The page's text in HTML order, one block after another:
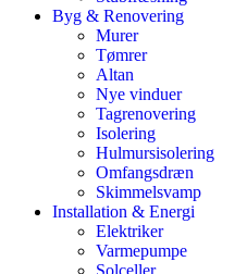
Byg & Renovering
Murer
Tømrer
Altan
Nye vinduer
Tagrenovering
Isolering
Hulmursisolering
Omfangsdræn
Skimmelsvamp
Installation & Energi
Elektriker
Varmepumpe
Solceller